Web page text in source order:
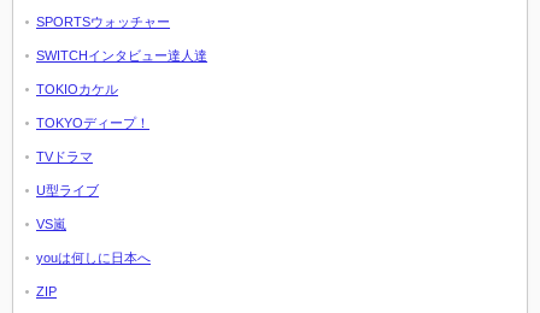
SPORTSウォッチャー
SWITCHインタビュー達人達
TOKIOカケル
TOKYOディープ！
TVドラマ
U型ライブ
VS嵐
youは何しに日本へ
ZIP